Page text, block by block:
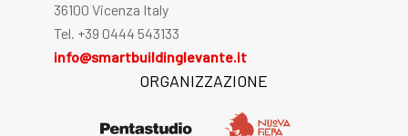
36100 Vicenza Italy
Tel. +39 0444 543133
info@smartbuildinglevante.it
ORGANIZZAZIONE